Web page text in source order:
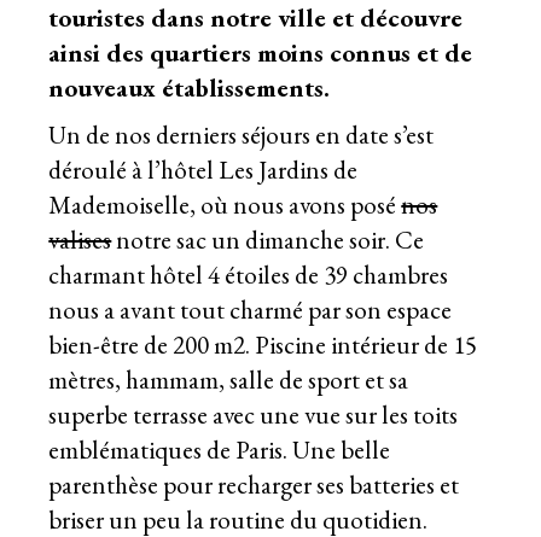
touristes dans notre ville et découvre
ainsi des quartiers moins connus et de
nouveaux établissements.
Un de nos derniers séjours en date s’est
déroulé à l’hôtel Les Jardins de
Mademoiselle, où nous avons posénos
valisesnotre sac un dimanche soir. Ce
charmant hôtel 4 étoiles de 39 chambres
nous a avant tout charmé par son espace
bien-être de 200 m2. Piscine intérieur de 15
mètres, hammam, salle de sport et sa
superbe terrasse avec une vue sur les toits
emblématiques de Paris. Une belle
parenthèse pour recharger ses batteries et
briser un peu la routine du quotidien.